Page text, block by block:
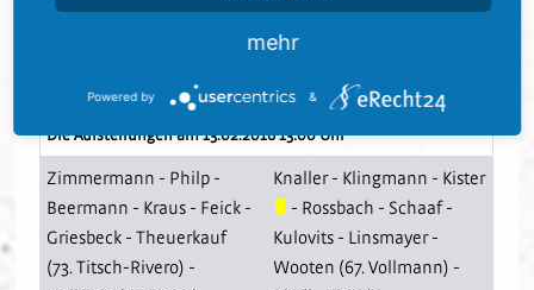
Sandhausen (1:1)
1. FC Heidenheim 1846 SV Sandhausen
Die Aufstellungen am 13.02.2016 13:00 Uhr
Zimmermann - Philp -
Beermann - Kraus - Feick -
Griesbeck -Theuerkauf
(73.Titsch-Rivero) -
Knaller- Klingmann - Kister
- Rossbach - Schaaf-
Kulovits - Linsmayer-
Wooten (67.Vollmann) -
mehr
Powered by &